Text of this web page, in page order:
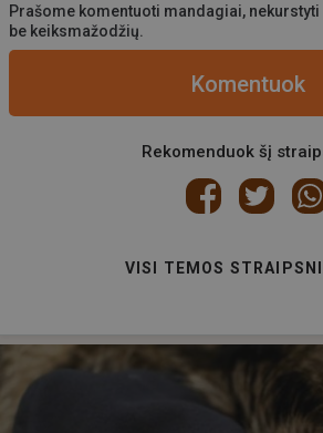
Prašome komentuoti mandagiai,
be keiksmažodžių.
Komentuok
Rekomenduok šį
VISI TEMOS